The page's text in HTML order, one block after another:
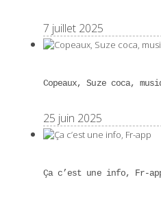
7 juillet 2025
Copeaux, Suze coca,
25 juin 2025
Ça c’est une info, Fr-